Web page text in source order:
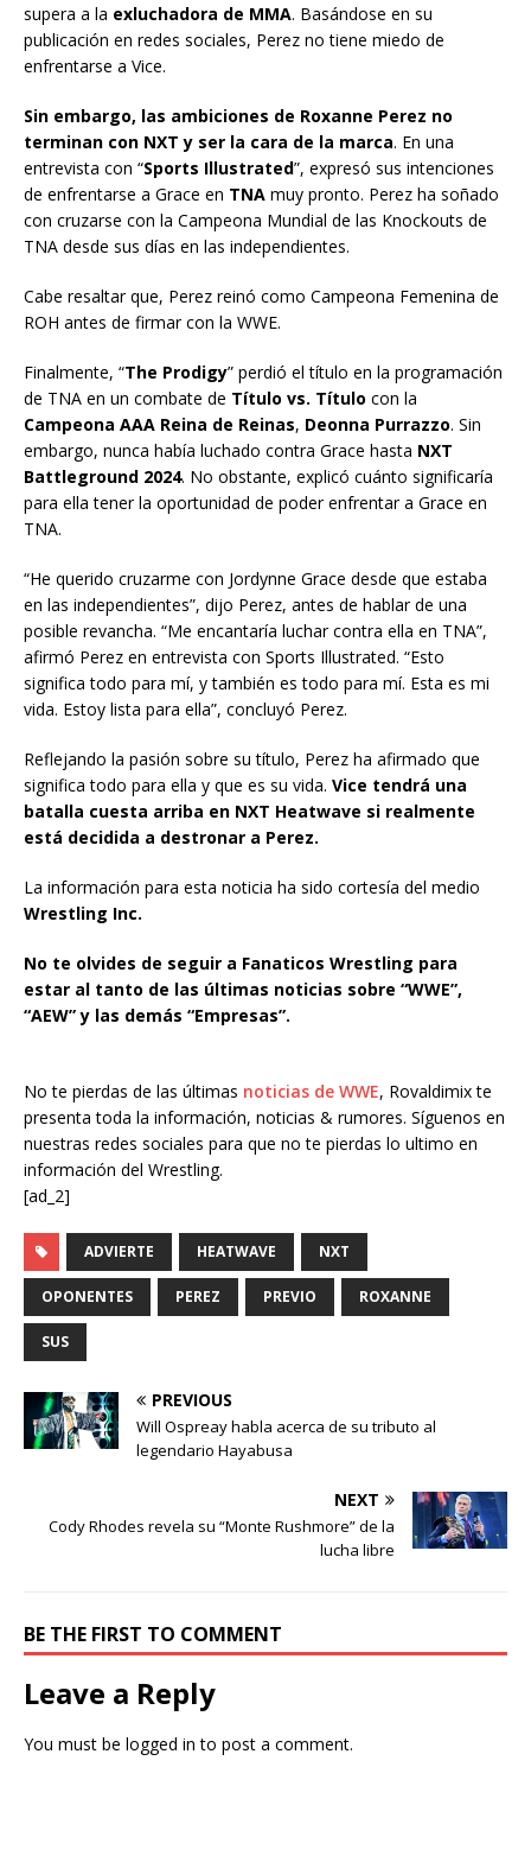
supera a la exluchadora de MMA. Basándose en su
publicación en redes sociales, Perez no tiene miedo de
enfrentarse a Vice.
Sin embargo, las ambiciones de Roxanne Perez no
terminan con NXT y ser la cara de la marca. En una
entrevista con “Sports Illustrated”, expresó sus intenciones
de enfrentarse a Grace en TNA muy pronto. Perez ha soñado
con cruzarse con la Campeona Mundial de las Knockouts de
TNA desde sus días en las independientes.
Cabe resaltar que, Perez reinó como Campeona Femenina de
ROH antes de firmar con la WWE.
Finalmente, “The Prodigy” perdió el título en la programación
de TNA en un combate de Título vs. Título con la
Campeona AAA Reina de Reinas, Deonna Purrazzo. Sin
embargo, nunca había luchado contra Grace hasta NXT
Battleground 2024. No obstante, explicó cuánto significaría
para ella tener la oportunidad de poder enfrentar a Grace en
TNA.
“He querido cruzarme con Jordynne Grace desde que estaba
en las independientes”, dijo Perez, antes de hablar de una
posible revancha. “Me encantaría luchar contra ella en TNA”,
afirmó Perez en entrevista con Sports Illustrated. “Esto
significa todo para mí, y también es todo para mí. Esta es mi
vida. Estoy lista para ella”, concluyó Perez.
Reflejando la pasión sobre su título, Perez ha afirmado que
significa todo para ella y que es su vida. Vice tendrá una
batalla cuesta arriba en NXT Heatwave si realmente
está decidida a destronar a Perez.
La información para esta noticia ha sido cortesía del medio
Wrestling Inc.
No te olvides de seguir a Fanaticos Wrestling para
estar al tanto de las últimas noticias sobre “WWE”,
“AEW” y las demás “Empresas”.
No te pierdas de las últimas noticias de WWE, Rovaldimix te
presenta toda la información, noticias & rumores. Síguenos en
nuestras redes sociales para que no te pierdas lo ultimo en
información del Wrestling.
[ad_2]
ADVIERTE HEATWAVE NXT
OPONENTES PEREZ PREVIO ROXANNE
SUS
PREVIOUS
Will Ospreay habla acerca de su tributo al
legendario Hayabusa
NEXT
Cody Rhodes revela su “Monte Rushmore” de la
lucha libre
BE THE FIRST TO COMMENT
Leave a Reply
You must be logged in to post a comment.